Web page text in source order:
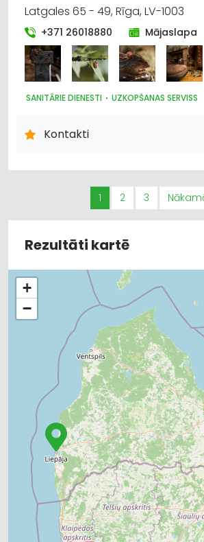
Latgales 65 - 49, Rīga, LV-1003
+371 26018880 Mājaslapa
SANITĀRIE DIENESTI UZKOPŠANAS SERVISS
Kontakti
1 2 3
Rezultāti kartē
+
−